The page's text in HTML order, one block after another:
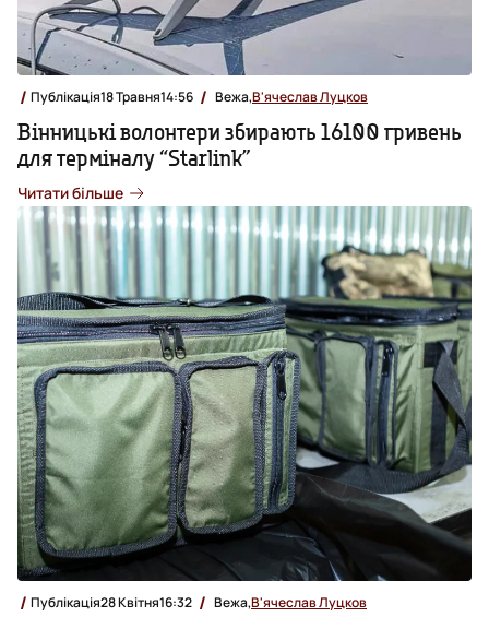
Публікація18 Травня14:56 Вежа,В'ячеслав Луцков
Вінницькі волонтери збирають 16100 гривень
для терміналу “Starlink”
Читати більше
Публікація28 Квітня16:32 Вежа,В'ячеслав Луцков